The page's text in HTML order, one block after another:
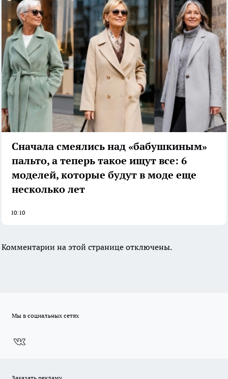
Сначала смеялись над «бабушкиным»
пальто, а теперь такое ищут все: 6
моделей, которые будут в моде еще
несколько лет
10:10
Комментарии на этой странице отключены.
Мы в социальных сетях